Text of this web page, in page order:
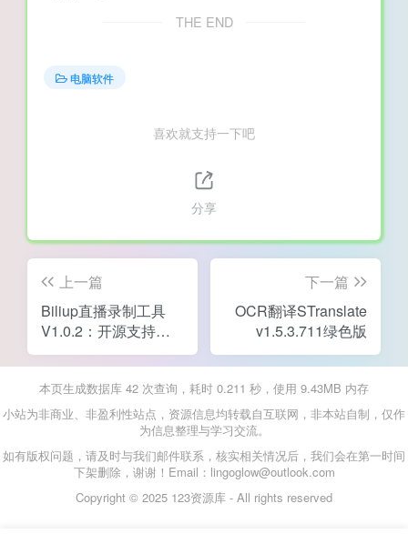
THE END
电脑软件
喜欢就支持一下吧
分享
上一篇
Biliup直播录制工具
V1.0.2：开源支持多
平台
下一篇
OCR翻译STranslate
v1.5.3.711绿色版
本页生成数据库 42 次查询，耗时 0.211 秒，使用 9.43MB 内存
小站为非商业、非盈利性站点，资源信息均转载自互联网，非本站自制，仅作
为信息整理与学习交流。
如有版权问题，请及时与我们邮件联系，核实相关情况后，我们会在第一时间
下架删除，谢谢！Email：lingoglow@outlook.com
Copyright © 2025 123资源库 - All rights reserved